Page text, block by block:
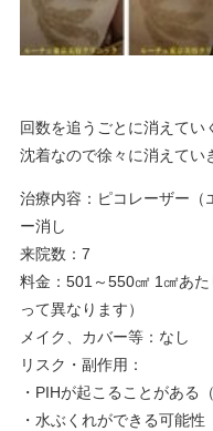
回数を追うごとに消えてい
沈着なので徐々に消えてい
治療内容：ピコレーザー
ー消し
来院数：7
料金：501～550㎠ 1㎠あ
って異なります）
メイク、カバー等：なし
リスク・副作用：
・PIHが起こることがある
・水ぶくれができる可能